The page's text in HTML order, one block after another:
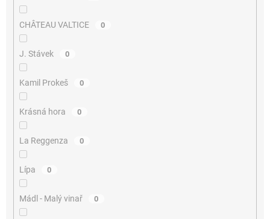
CHÂTEAU VALTICE 0
J. Stávek 0
Kamil Prokeš 0
Krásná hora 0
La Reggenza 0
Lípa 0
Mádl - Malý vinař 0